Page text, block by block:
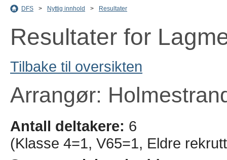
DFS > Nyttig innhold > Resultater
Resultater for
Tilbake til oversikten
Arrangør:
Antall deltakere: 6
(Klasse 4=1, V65=1, Eldre